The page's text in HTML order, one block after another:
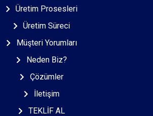
Üretim Prosesleri
Üretim Süreci
Müşteri Yorumları
Neden Biz?
Çözümler
İletişim
TEKLİF AL